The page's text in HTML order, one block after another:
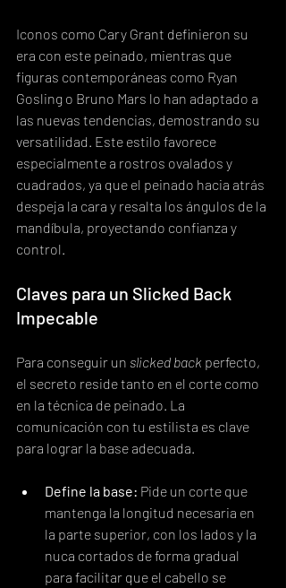
Iconos como Cary Grant definieron su
era con este peinado, mientras que
figuras contemporáneas como Ryan
Gosling o Bruno Mars lo han adaptado a
las nuevas tendencias, demostrando su
versatilidad. Este estilo favorece
especialmente a rostros ovalados y
cuadrados, ya que el peinado hacia atrás
despeja la cara y resalta los ángulos de la
mandíbula, proyectando confianza y
control.
Claves para un Slicked Back
Impecable
Para conseguir un slicked back perfecto,
el secreto reside tanto en el corte como
en la técnica de peinado. La
comunicación con tu estilista es clave
para lograr la base adecuada.
Define la base: Pide un corte que
mantenga la longitud necesaria en
la parte superior, con los lados y la
nuca cortados de forma gradual
para facilitar que el cabello se